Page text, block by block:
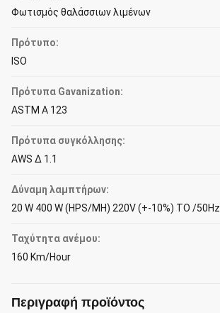
Φωτισμός θαλάσσιων λιμένων
Πρότυπο:
ISO
Πρότυπα Gavanization:
ASTM Α 123
Πρότυπα συγκόλλησης:
AWS Δ 1.1
Δύναμη λαμπτήρων:
20 W 400 W (HPS/MH) 220V (+-10%) ΤΟ /50Hz
Ταχύτητα ανέμου:
160 Km/Hour
Περιγραφή προϊόντος